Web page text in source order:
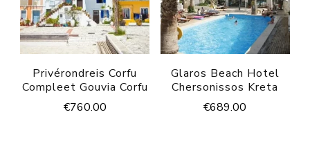
Privérondreis Corfu
Compleet Gouvia Corfu
€760.00
Glaros Beach Hotel
Chersonissos Kreta
€689.00